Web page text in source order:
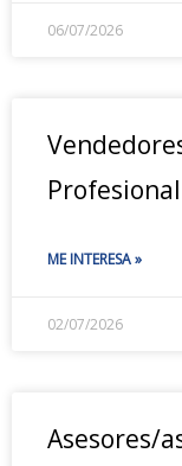
06/07/2026
Profesional
ME INTERESA »
02/07/2026
Asesores/